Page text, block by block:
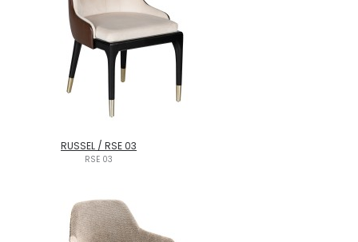
RUSSEL / RSE 03
RSE 03